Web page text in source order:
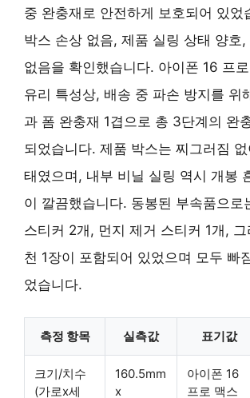
중 완충재로 안전하게 보호되어 있었
박스 손상 없음, 제품 실링 상태 양호
없음을 확인했습니다. 아이폰 16 프
유리 특성상, 배송 중 파손 방지를 위
과 폼 완충재 1겹으로 총 3단계의 완
되었습니다. 제품 박스는 찌그러짐
태였으며, 내부 비닐 실링 역시 개봉
이 깔끔했습니다. 동봉된 부속품으로
스티커 2개, 먼지 제거 스티커 1개,
천 1장이 포함되어 있었으며 모두 빠
었습니다.
측정 항목 실측값 표기값
크기/치수
(가로x세
160.5mm
x
아이폰 16
프로 맥스